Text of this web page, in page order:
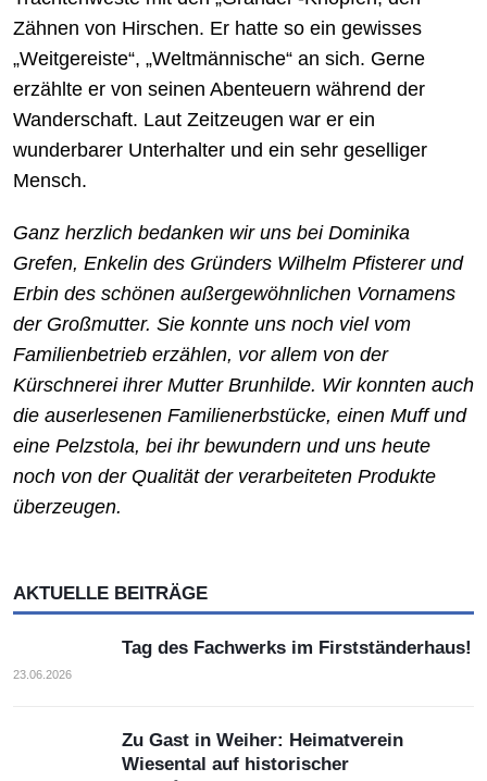
Zähnen von Hirschen. Er hatte so ein gewisses
„Weitgereiste“, „Weltmännische“ an sich. Gerne
erzählte er von seinen Abenteuern während der
Wanderschaft. Laut Zeitzeugen war er ein
wunderbarer Unterhalter und ein sehr geselliger
Mensch.
Ganz herzlich bedanken wir uns bei Dominika
Grefen, Enkelin des Gründers Wilhelm Pfisterer und
Erbin des schönen außergewöhnlichen Vornamens
der Großmutter. Sie konnte uns noch viel vom
Familienbetrieb erzählen, vor allem von der
Kürschnerei ihrer Mutter Brunhilde. Wir konnten auch
die auserlesenen Familienerbstücke, einen Muff und
eine Pelzstola, bei ihr bewundern und uns heute
noch von der Qualität der verarbeiteten Produkte
überzeugen.
AKTUELLE BEITRÄGE
Tag des Fachwerks im Firstständerhaus!
23.06.2026
Zu Gast in Weiher: Heimatverein
Wiesental auf historischer